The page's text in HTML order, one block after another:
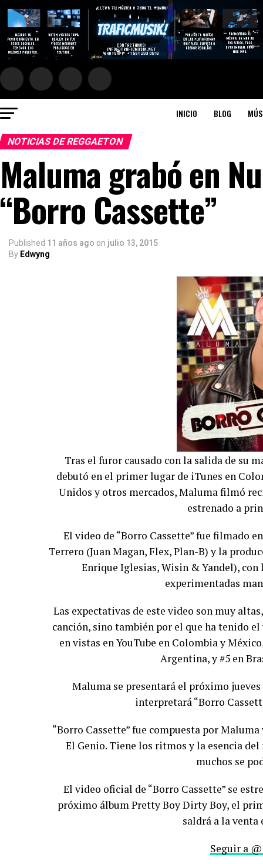
INICIO BLOG
NOTICIAS DE REGGAETON
Maluma grabó en
“Borro Cassette”
Published 11 años ago on julio 13, 2015
By Edwyng
Tras el furor causado con la salida de su
debutó en el primer lugar de iTunes en
Unidos y otros mercados, Maluma filmó
estrenado a
El video de “Borro Cassette” fue filmado
Terrero (Juan Magan, Flex, Plan-B) y la
Enrique Iglesias, Wisin & Yandel), con
experimentadas
Las expectativas de este video son muy
canción, sino también por el que ha tenido
en vistas en YouTube en Colombia y
Argentina, y #5 en
Maluma se presentará el próximo
interpretará “Borro
“Borro Cassette” fue compuesta por
El Genio. Tiene los ritmos y la esencia
muchos se
El video oficial de “Borro Cassette” se
próximo álbum Pretty Boy Dirty Boy, el
saldrá a la
Seguir a